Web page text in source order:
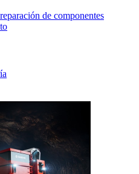
de componentes